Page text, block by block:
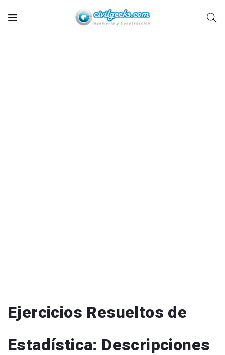
Ejercicios Resueltos de
Estadística: Descripciones